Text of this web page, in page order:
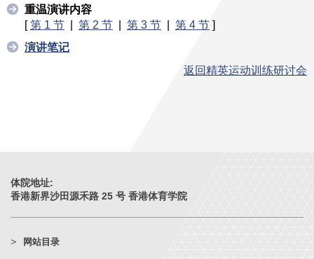
重温演讲内容
[第 1 节 | 第 2 节 | 第 3 节 | 第 4 节 ]
演讲笔记
返回精英运动训练研讨会
体院地址:
香港新界沙田源禾路 25 号 香港体育学院
网站目录